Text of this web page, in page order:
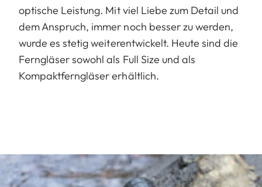
optische Leistung. Mit viel Liebe zum Detail und
dem Anspruch, immer noch besser zu werden,
wurde es stetig weiterentwickelt. Heute sind die
Ferngläser sowohl als Full Size und als
Kompaktferngläser erhältlich.